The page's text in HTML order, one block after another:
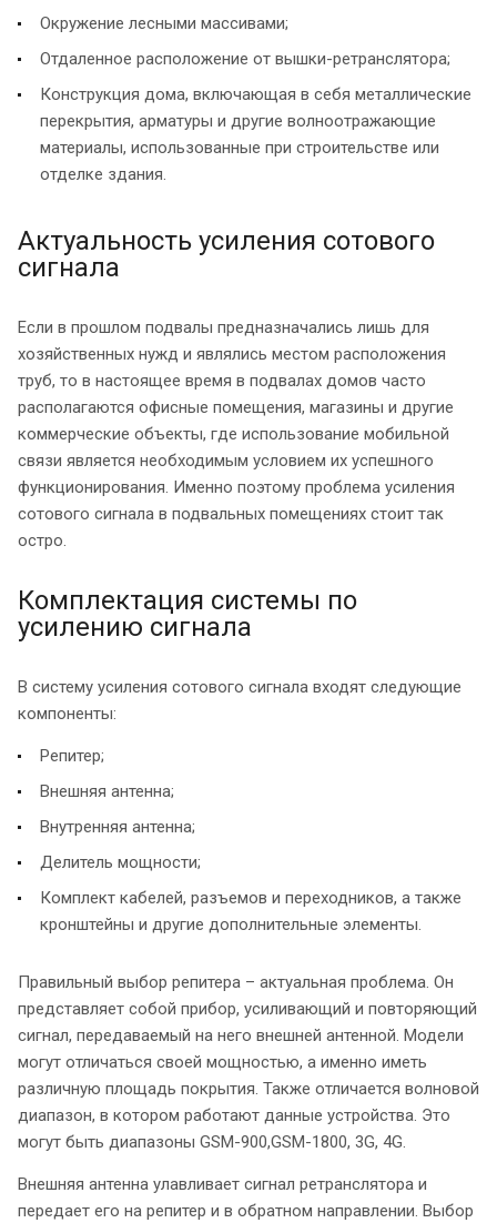
Окружение лесными массивами;
Отдаленное расположение от вышки-ретранслятора;
Конструкция дома, включающая в себя металлические
перекрытия, арматуры и другие волноотражающие
материалы, использованные при строительстве или
отделке здания.
Актуальность усиления сотового
сигнала
Если в прошлом подвалы предназначались лишь для
хозяйственных нужд и являлись местом расположения
труб, то в настоящее время в подвалах домов часто
располагаются офисные помещения, магазины и другие
коммерческие объекты, где использование мобильной
связи является необходимым условием их успешного
функционирования. Именно поэтому проблема усиления
сотового сигнала в подвальных помещениях стоит так
остро.
Комплектация системы по
усилению сигнала
В систему усиления сотового сигнала входят следующие
компоненты:
Репитер;
Внешняя антенна;
Внутренняя антенна;
Делитель мощности;
Комплект кабелей, разъемов и переходников, а также
кронштейны и другие дополнительные элементы.
Правильный выбор репитера – актуальная проблема. Он
представляет собой прибор, усиливающий и повторяющий
сигнал, передаваемый на него внешней антенной. Модели
могут отличаться своей мощностью, а именно иметь
различную площадь покрытия. Также отличается волновой
диапазон, в котором работают данные устройства. Это
могут быть диапазоны GSM-900,GSM-1800, 3G, 4G.
Внешняя антенна улавливает сигнал ретранслятора и
передает его на репитер и в обратном направлении. Выбор